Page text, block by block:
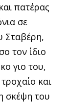
πατέρας
σε
Σταβέρη,
τον ίδιο
γιο του,
και
σκέψη του